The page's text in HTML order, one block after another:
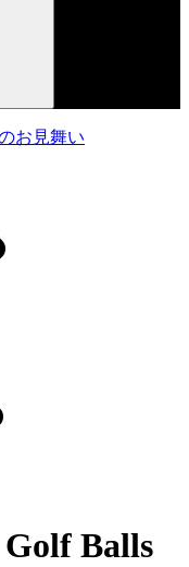
お見舞い
Balls